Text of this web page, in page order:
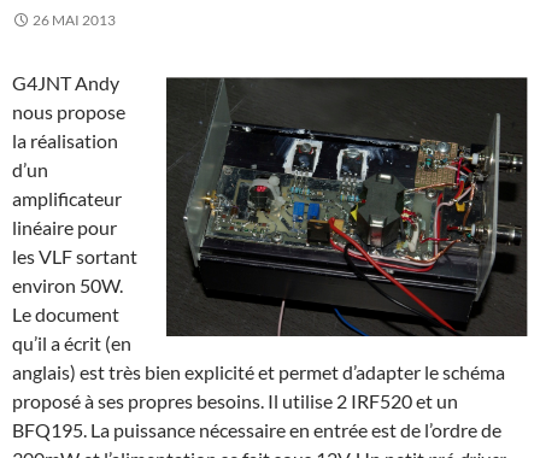
26 MAI 2013
G4JNT Andy
nous propose
la réalisation
d’un
amplificateur
linéaire pour
les VLF sortant
environ 50W.
Le document
qu’il a écrit (en
anglais) est très bien explicité et permet d’adapter le schéma
proposé à ses propres besoins. Il utilise 2 IRF520 et un
BFQ195. La puissance nécessaire en entrée est de l’ordre de